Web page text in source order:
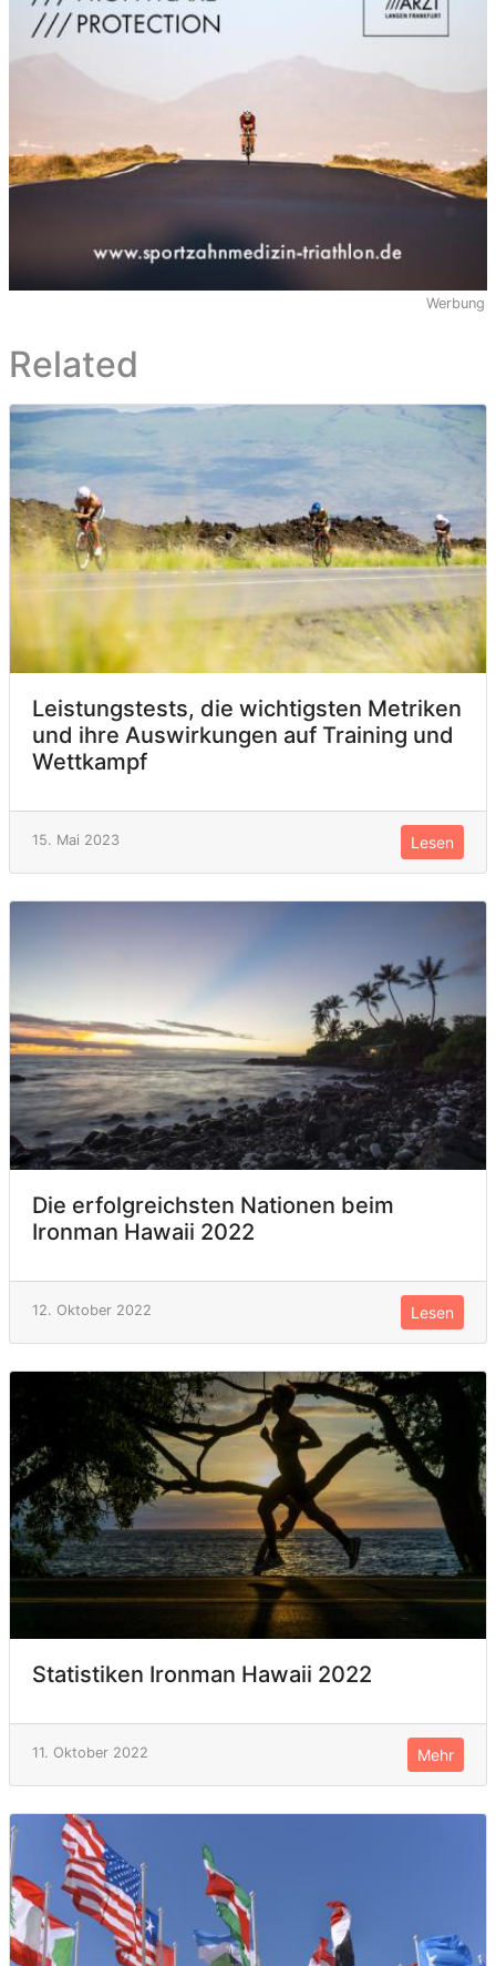
Werbung
Related
Leistungstests, die wichtigsten Metriken
und ihre Auswirkungen auf Training und
Wettkampf
15. Mai 2023 Lesen
Die erfolgreichsten Nationen beim
Ironman Hawaii 2022
12. Oktober 2022 Lesen
Statistiken Ironman Hawaii 2022
11. Oktober 2022 Mehr